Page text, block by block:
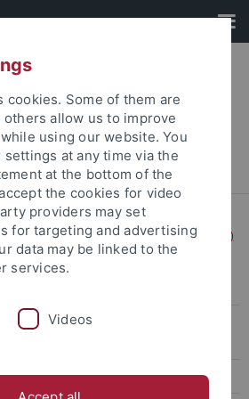
...
mit berufspraktischem Schwerpunkt (4-jähr.)
mit berufspraktischem Schwerpunkt
Nebenfach
cookies. Some of them are
others allow us to improve
using our website. You
settings at any time via the
at the bottom of the
the cookies for video
providers may set
for targeting and advertising
data may be linked to the
services.
Videos